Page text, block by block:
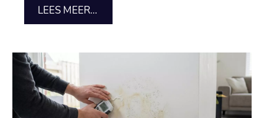
LEES MEER...